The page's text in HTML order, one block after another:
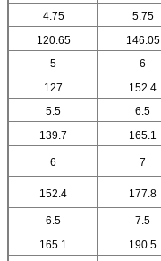
4.75
5.75
120.65
146.05
5
6
127
152.4
5.5
6.5
139.7
165.1
6 7
152.4 177.8
6.5 7.5
165.1
190.5